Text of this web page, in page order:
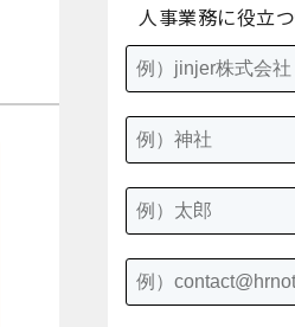
人事業務に役立